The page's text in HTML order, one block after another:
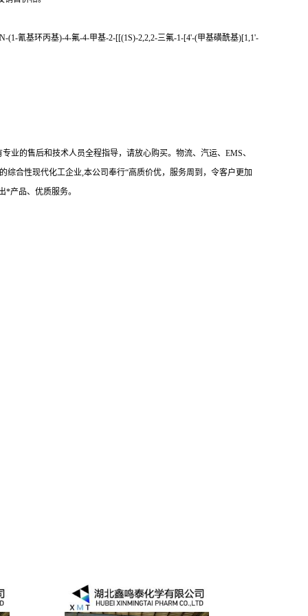
(1-氰基环丙基)-4-氟-4-甲基-2-[[(1S)-2,2,2-三氟-1-[4'-(甲基磺酰基)[1,1'-
的售后和技术人员全程指导，请放心购买。物流、汽运、EMS、
合性现代化工企业,本公司奉行“高质价优，服务周到，令客户更加
产品、优质服务。